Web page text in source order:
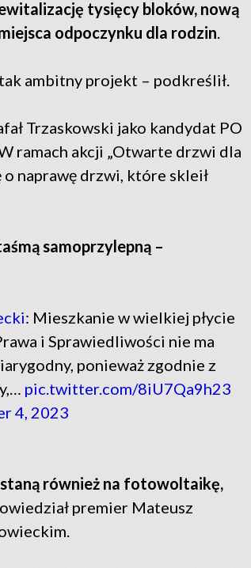
tysięcy bloków, nową
odpoczynku dla rodzin.
ambitny projekt – podkreślił.
Trzaskowski jako kandydat PO
ramach akcji „Otwarte drzwi dla
o naprawę drzwi, które skleił
samoprzylepną –
: Mieszkanie w wielkiej płycie
i Sprawiedliwości nie ma
ponieważ zgodnie z
pic.twitter.com/8iU7Qa9h23
4, 2023
również na fotowoltaikę,
premier Mateusz